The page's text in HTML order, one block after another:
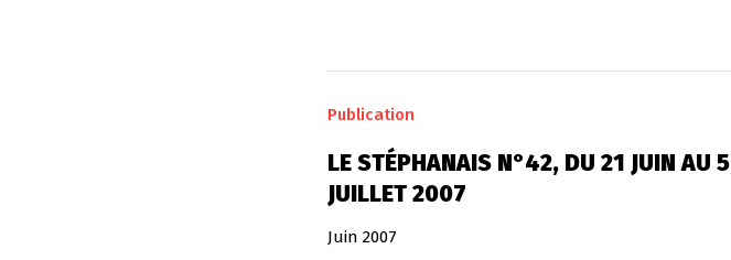
Publication
LE STÉPHANAIS N°42, DU 21 JUIN AU 5
JUILLET 2007
Juin 2007